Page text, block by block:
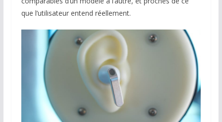
que l’utilisateur entend réellement.